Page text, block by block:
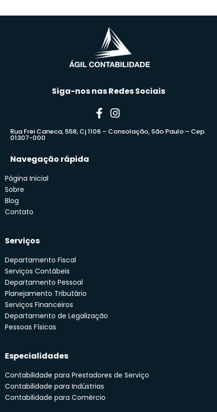
Siga-nos nas Redes Sociais
Rua Frei Caneca, 558, Cj 1106 – Consolação, São Paulo – Cep.
01307-000
Navegação rápida
Página Inicial
Sobre
Blog
Contato
Serviços
Departamento Fiscal
Serviços Contábeis
Departamento Pessoal
Planejamento Tributário
Serviços Financeiros
Departamento de Legalização
Pessoas Físicas
Especialidades
Contabilidade para Prestadores de Serviço
Contabilidade para Indústrias
Contabilidade para Comércio